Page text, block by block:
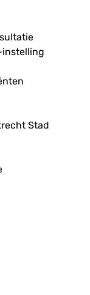
instelling
Stad